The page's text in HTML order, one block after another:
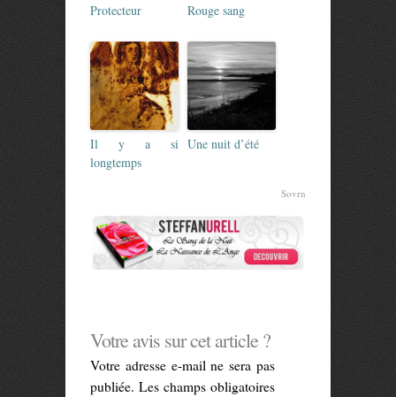
Protecteur Rouge sang
Il y a si
longtemps
Une nuit d’été
Sovrn
Votre avis sur cet article ?
Votre adresse e-mail ne sera pas
publiée. Les champs obligatoires